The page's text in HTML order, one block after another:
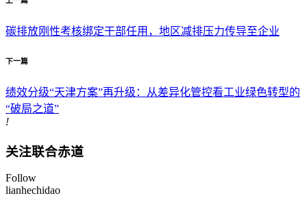
碳排放刚性考核绑定干部任用，地区减排压力传导至企业
下一篇
绩效分级“天津方案”再升级：从差异化管控看工业绿色转型的
“破局之道”
!
关注联合赤道
Follow
lianhechidao